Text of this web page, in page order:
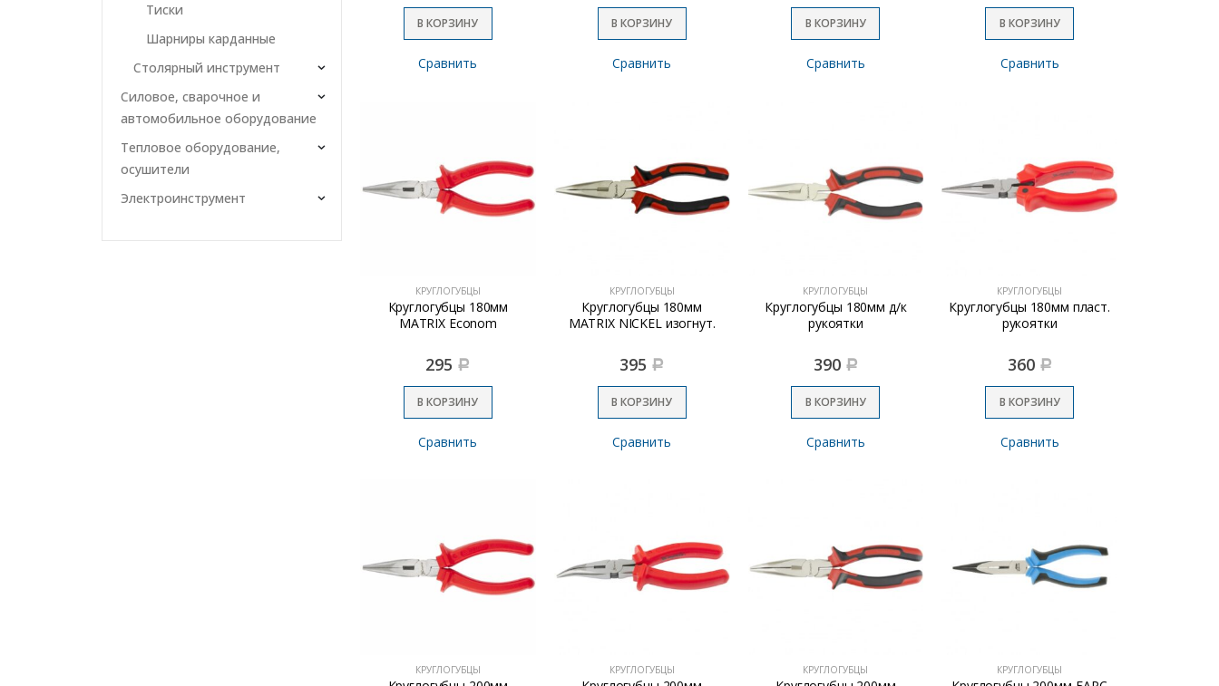
В КОРЗИНУ
Сравнить
В КОРЗИНУ
Сравнить
В КОРЗИНУ
Сравнить
В КОРЗИНУ
Сравнить
КРУГЛОГУБЦЫ
Круглогубцы 180мм
MATRIX Econom
295 Р
В КОРЗИНУ
Сравнить
КРУГЛОГУБЦЫ
Круглогубцы 180мм
MATRIX NICKEL изогнут.
395 Р
В КОРЗИНУ
Сравнить
КРУГЛОГУБЦЫ
Круглогубцы 180мм д/к
рукоятки
390 Р
В КОРЗИНУ
Сравнить
КРУГЛОГУБЦЫ
Круглогубцы 180мм пласт.
рукоятки
360 Р
В КОРЗИНУ
Сравнить
КРУГЛОГУБЦЫ КРУГЛОГУБЦЫ КРУГЛОГУБЦЫ КРУГЛОГУБЦЫ
Тиски
Шарниры карданные
Столярный инструмент
Силовое, сварочное и
автомобильное оборудование
Тепловое оборудование,
осушители
Электроинструмент